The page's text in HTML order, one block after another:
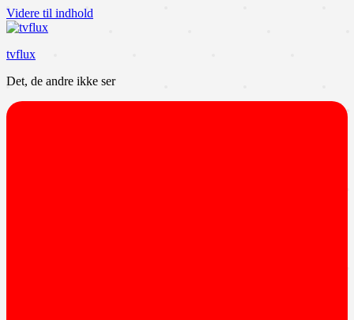
Videre til indhold
tvflux
Det, de andre ikke ser